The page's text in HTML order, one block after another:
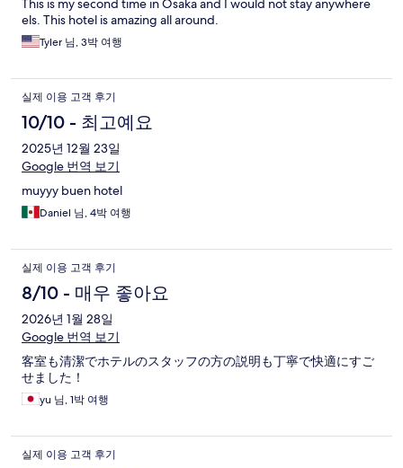
This is my second time in Osaka and I would not stay anywhere
els. This hotel is amazing all around.
Tyler 님, 3박 여행
실제 이용 고객 후기
10/10 - 최고예요
2025년 12월 23일
Google 번역 보기
muyyy buen hotel
Daniel 님, 4박 여행
실제 이용 고객 후기
8/10 - 매우 좋아요
2026년 1월 28일
Google 번역 보기
客室も清潔でホテルのスタッフの方の説明も丁寧で快適にすご
せました！
yu 님, 1박 여행
실제 이용 고객 후기